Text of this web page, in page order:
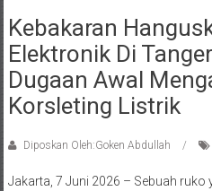
Kebakaran
Elektronik Di
Dugaan Awal
Korsleting Listrik
Diposkan Oleh:Goken Abdullah
Jakarta, 7 Juni 2026 – Sebuah ruko